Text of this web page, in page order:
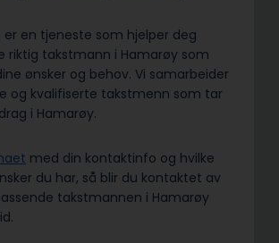
er en tjeneste som hjelper deg
riktig takstmann i Hamarøy som
ønsker og behov. Vi samarbeider
og kvalifiserte takstmenn som tar
i Hamarøy.
med din kontaktinfo og hvilke
du har, så blir du kontaktet av
takstmannen i Hamarøy